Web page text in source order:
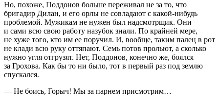
Но, похоже, Поддонов больше переживал не за то, что
бригадир Дилан, и его орлы не совладают с какой-нибудь
проблемой. Мужикам не нужен был надсмотрщик. Они
и сами всю свою работу назубок знали. По крайней мере,
не хуже того, кто им ее поручил. И, вообще, таким палец в рот
не клади всю руку оттяпают. Семь потов прольют, а сколько
нужно угля отгрузят. Нет, Поддонов, конечно же, боялся
за Грохова. Как бы то ни было, тот в первый раз под землю
спускался.
— Не боись, Горыч! Мы за парнем присмотрим…